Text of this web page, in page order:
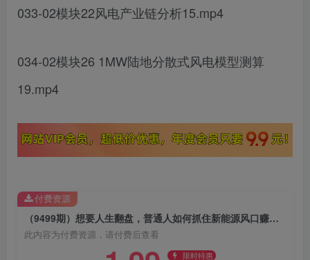
033-02模块22风电产业链分析15.mp4
034-02模块26 1MW陆地分散式风电模型测算
19.mp4
（9499期）想要人生翻盘，普通人如何抓住新能源风口赚钱，落地实战案例课-34节无水印
此内容为付费资源，请付费后查看
限时特惠
付费资源